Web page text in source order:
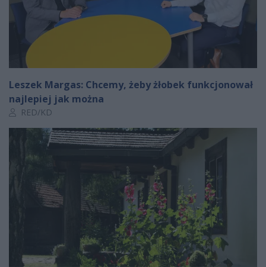
Leszek Margas: Chcemy, żeby żłobek funkcjonował
najlepiej jak można
Autor artykułu:
RED/KD